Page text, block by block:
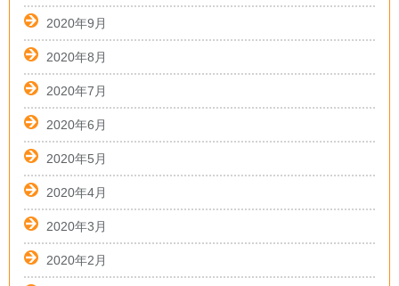
2020年9月
2020年8月
2020年7月
2020年6月
2020年5月
2020年4月
2020年3月
2020年2月